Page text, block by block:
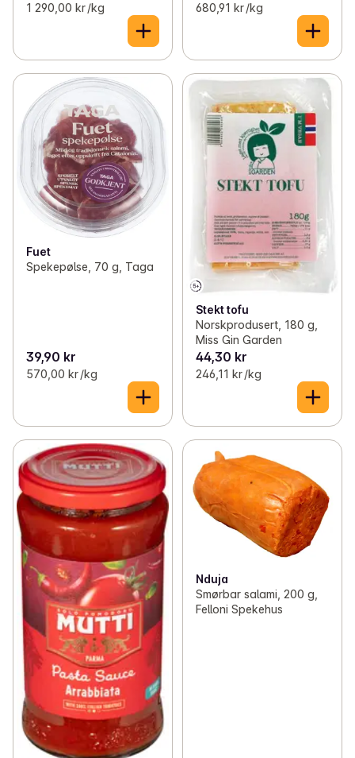
1 290,00 kr /kg 680,91 kr /kg
Fuet
Spekepølse, 70 g, Taga
39,90 kr
570,00 kr /kg
Stekt tofu
Norskprodusert, 180 g,
Miss Gin Garden
44,30 kr
246,11 kr /kg
Nduja
Smørbar salami, 200 g,
Felloni Spekehus